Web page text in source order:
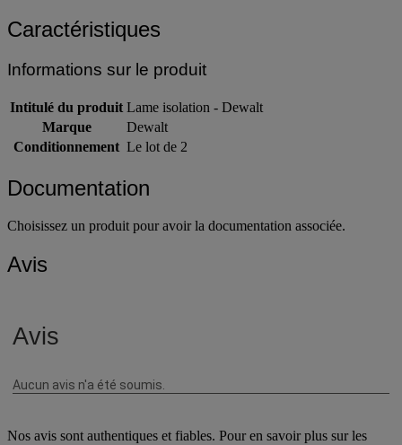
Caractéristiques
Informations sur le produit
Intitulé du produit Lame isolation - Dewalt
Marque
Dewalt
Conditionnement Le lot de 2
Documentation
Choisissez un produit pour avoir la documentation associée.
Avis
Nos avis sont authentiques et fiables. Pour en savoir plus sur les